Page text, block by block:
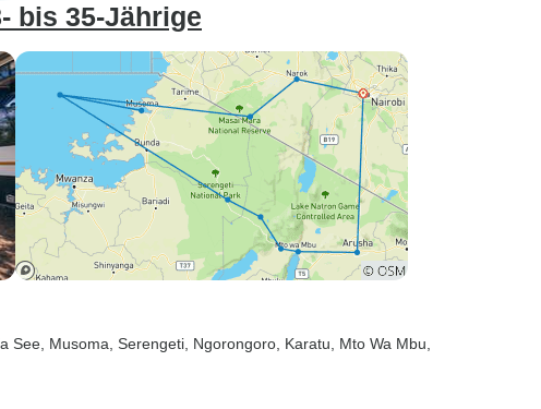
bis 35-Jährige
See , Musoma , Serengeti , Ngorongoro , Karatu , Mto Wa Mbu